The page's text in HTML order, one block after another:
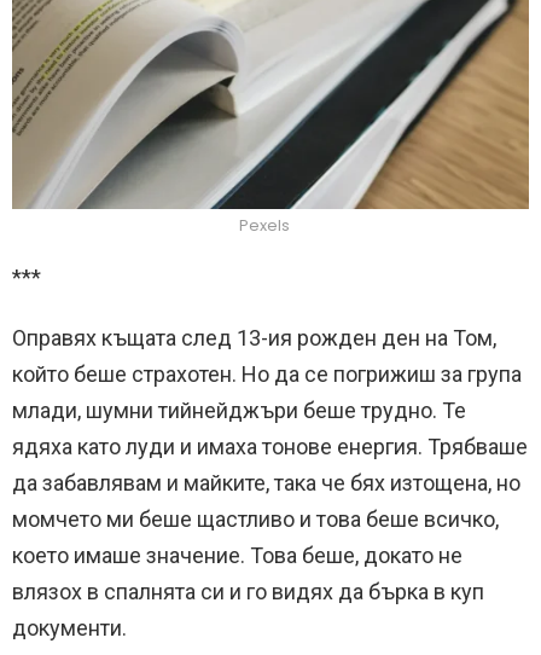
Pexels
***
Оправях къщата след 13-ия рожден ден на Том,
който беше страхотен. Но да се погрижиш за група
млади, шумни тийнейджъри беше трудно. Те
ядяха като луди и имаха тонове енергия. Трябваше
да забавлявам и майките, така че бях изтощена, но
момчето ми беше щастливо и това беше всичко,
което имаше значение. Това беше, докато не
влязох в спалнята си и го видях да бърка в куп
документи.